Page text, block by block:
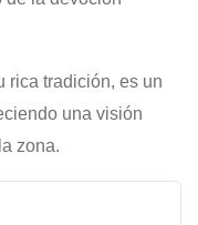
rica tradición, es un
una visión
zona.